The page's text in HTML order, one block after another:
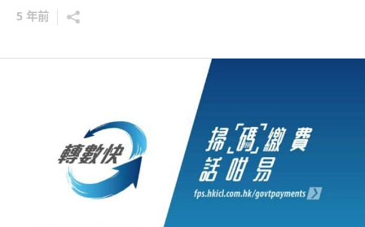
5 年前